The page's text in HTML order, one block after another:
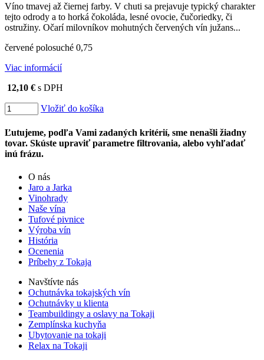
Víno tmavej až čiernej farby. V chuti sa prejavuje typický charakter
tejto odrody a to horká čokoláda, lesné ovocie, čučoriedky, či
ostružiny. Očarí milovníkov mohutných červených vín južans...
červené polosuché 0,75
Viac informácií
12,10 € s DPH
Vložiť do košíka
Ľutujeme, podľa Vami zadaných kritérií, sme nenašli žiadny
tovar. Skúste upraviť parametre filtrovania, alebo vyhľadať
inú frázu.
O nás
Jaro a Jarka
Vinohrady
Naše vína
Tufové pivnice
Výroba vín
História
Ocenenia
Príbehy z Tokaja
Navštívte nás
Ochutnávka tokajských vín
Ochutnávky u klienta
Teambuildingy a oslavy na Tokaji
Zemplínska kuchyňa
Ubytovanie na tokaji
Relax na Tokaji